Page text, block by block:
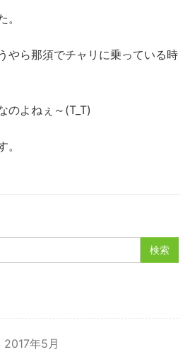
やら那須でチャリに乗っている時
のよねぇ～(T_T)
2017年5月